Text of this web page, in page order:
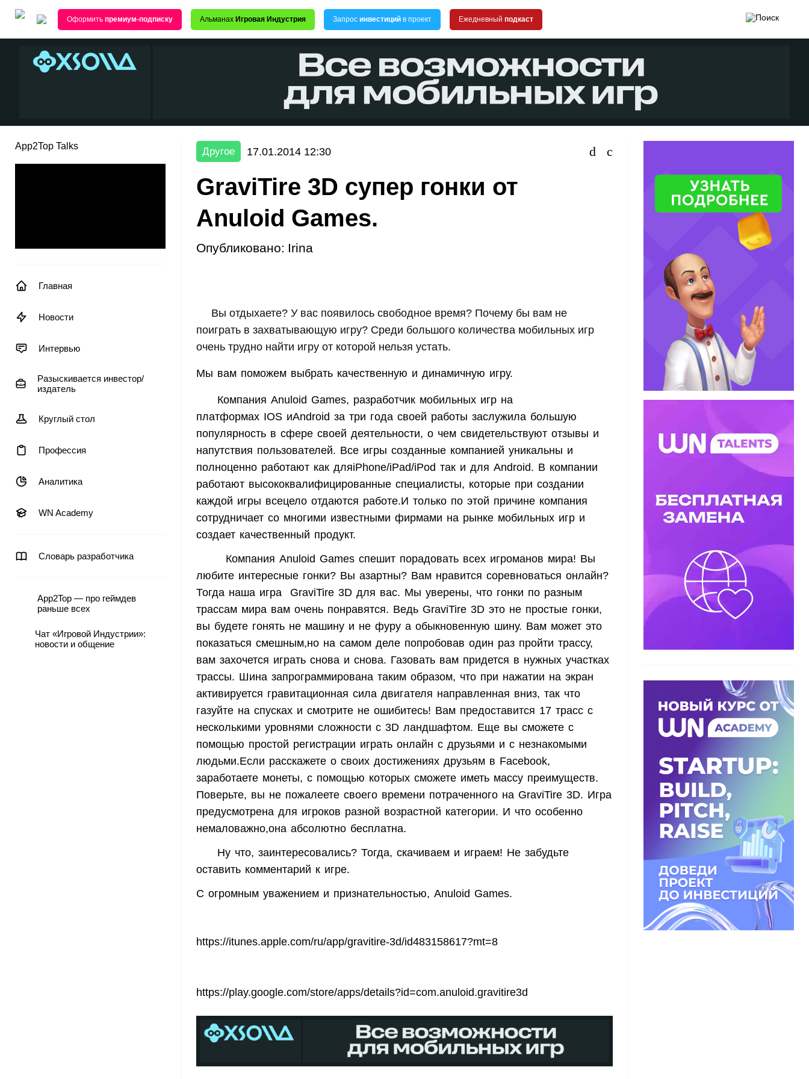
Оформить премиум-подписку Альманах Игровая Индустрия Запрос инвестиций в проект Ежедневный подкаст
App2Top Talks
Главная
Новости
Интервью
Разыскивается инвестор/
издатель
Круглый стол
Профессия
Аналитика
WN Academy
Словарь разработчика
App2Top — про геймдев
раньше всех
Чат «Игровой Индустрии»:
новости и общение
Другое 17.01.2014 12:30
GraviTire 3D супер гонки от
Anuloid Games.
Опубликовано: Irina
Вы отдыхаете? У вас появилось свободное время? Почему бы вам не
поиграть в захватывающую игру? Среди большого количества мобильных игр
очень трудно найти игру от которой нельзя устать.
Мы вам поможем выбрать качественную и динамичную игру.
Компания Anuloid Games, разработчик мобильных игр на
платформах IOS иAndroid за три года своей работы заслужила большую
популярность в сфере своей деятельности, о чем свидетельствуют отзывы и
напутствия пользователей. Все игры созданные компанией уникальны и
полноценно работают как дляiPhone/iPad/iPod так и для Android. В компании
работают высококвалифицированные специалисты, которые при создании
каждой игры всецело отдаются работе.И только по этой причине компания
сотрудничает со многими известными фирмами на рынке мобильных игр и
создает качественный продукт.
Компания Anuloid Games спешит порадовать всех игроманов мира! Вы
любите интересные гонки? Вы азартны? Вам нравится соревноваться онлайн?
Тогда наша игра
GraviTire 3D для вас. Мы уверены, что гонки по разным
трассам мира вам очень понравятся. Ведь GraviTire 3D это не простые гонки,
вы будете гонять не машину и не фуру а обыкновенную шину. Вам может это
показаться смешным,но на самом деле попробовав один раз пройти трассу,
вам захочется играть снова и снова. Газовать вам придется в нужных участках
трассы. Шина запрограммирована таким образом, что при нажатии на экран
активируется гравитационная сила двигателя направленная вниз, так что
газуйте на спусках и смотрите не ошибитесь! Вам предоставится 17 трасс с
несколькими уровнями сложности с 3D ландшафтом. Еще вы сможете с
помощью простой регистрации играть онлайн с друзьями и с незнакомыми
людьми.Если расскажете о своих достижениях друзьям в Facebook,
заработаете монеты, с помощью которых сможете иметь массу преимуществ.
Поверьте, вы не пожалеете своего времени потраченного на GraviTire 3D. Игра
предусмотрена для игроков разной возрастной категории. И что особенно
немаловажно,она абсолютно бесплатна.
Ну что, заинтересовались? Тогда, скачиваем и играем! Не забудьте
оставить комментарий к игре.
С огромным уважением и признательностью, Anuloid Games.
https://itunes.apple.com/ru/app/gravitire-3d/id483158617?mt=8
https://play.google.com/store/apps/details?id=com.anuloid.gravitire3d